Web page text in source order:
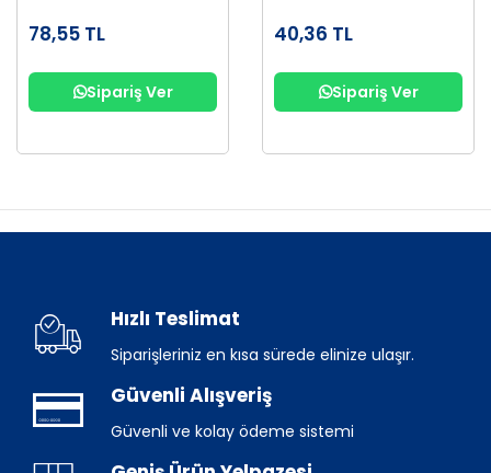
78,55 TL
Sipariş Ver
40,36 TL
Sipariş Ver
Hızlı Teslimat
Siparişleriniz en kısa sürede elinize ulaşır.
Güvenli Alışveriş
Güvenli ve kolay ödeme sistemi